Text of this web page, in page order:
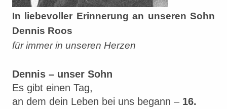
In liebevoller Erinnerung an unseren Sohn
Dennis Roos
für immer in unseren Herzen
Dennis – unser Sohn
Es gibt einen Tag,
an dem dein Leben bei uns begann – 16.